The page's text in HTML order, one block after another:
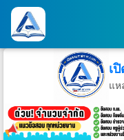
เ
แห
วันอาทิ